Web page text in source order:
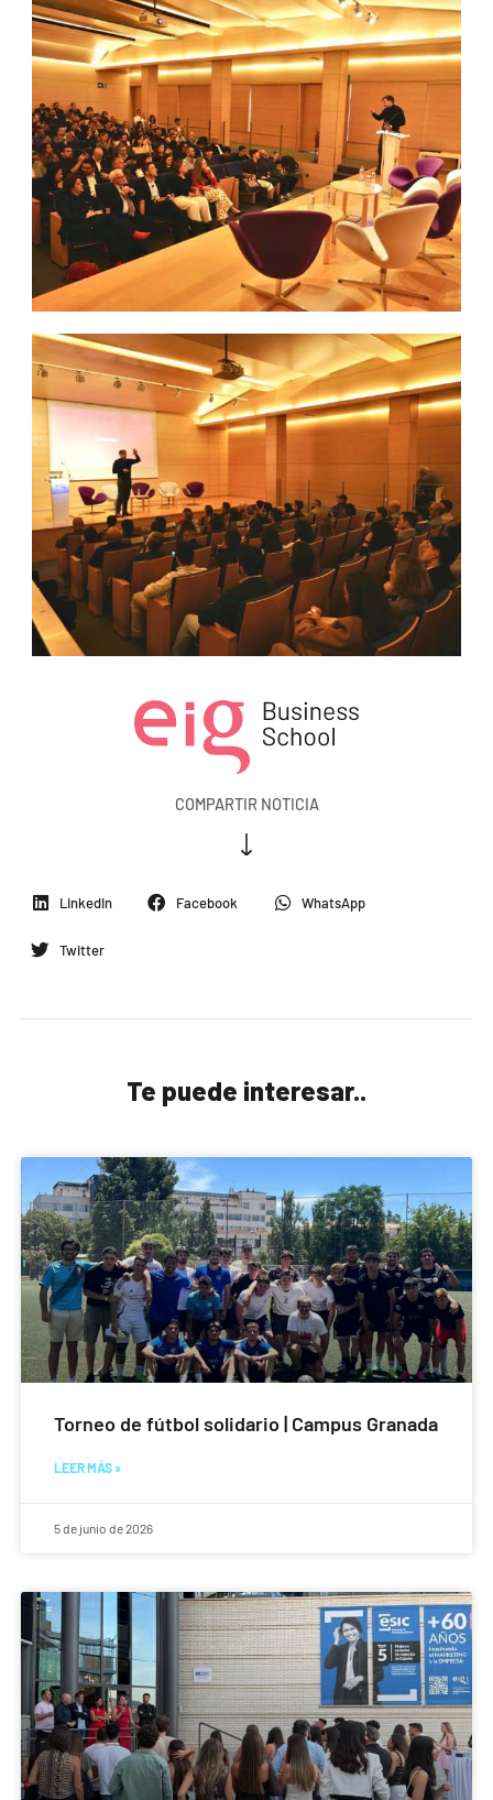
COMPARTIR NOTICIA
LinkedIn Facebook WhatsApp
Twitter
Te puede interesar..
Torneo de fútbol solidario | Campus Granada
LEER MÁS »
5 de junio de 2026